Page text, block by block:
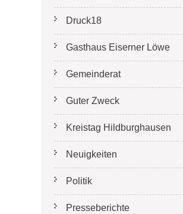
Druck18
Gasthaus Eiserner Löwe
Gemeinderat
Guter Zweck
Kreistag Hildburghausen
Neuigkeiten
Politik
Presseberichte